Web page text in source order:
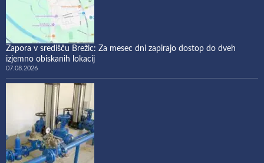
Zapora v središču Brežic: Za mesec dni zapirajo dostop do dveh
izjemno obiskanih lokacij
07.08.2026